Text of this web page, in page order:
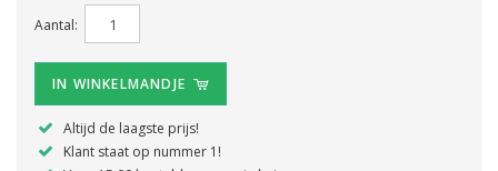
Aantal:
IN WINKELMANDJE
Altijd de laagste prijs!
Klant staat op nummer 1!